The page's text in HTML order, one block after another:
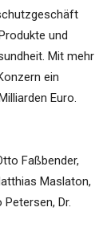
und
Mit mehr
ein
Euro.
Faßbender,
Maslaton,
Dr.